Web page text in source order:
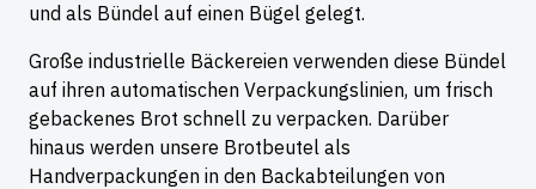
und als Bündel auf einen Bügel gelegt.
Große industrielle Bäckereien verwenden diese Bündel
auf ihren automatischen Verpackungslinien, um frisch
gebackenes Brot schnell zu verpacken. Darüber
hinaus werden unsere Brotbeutel als
Handverpackungen in den Backabteilungen von